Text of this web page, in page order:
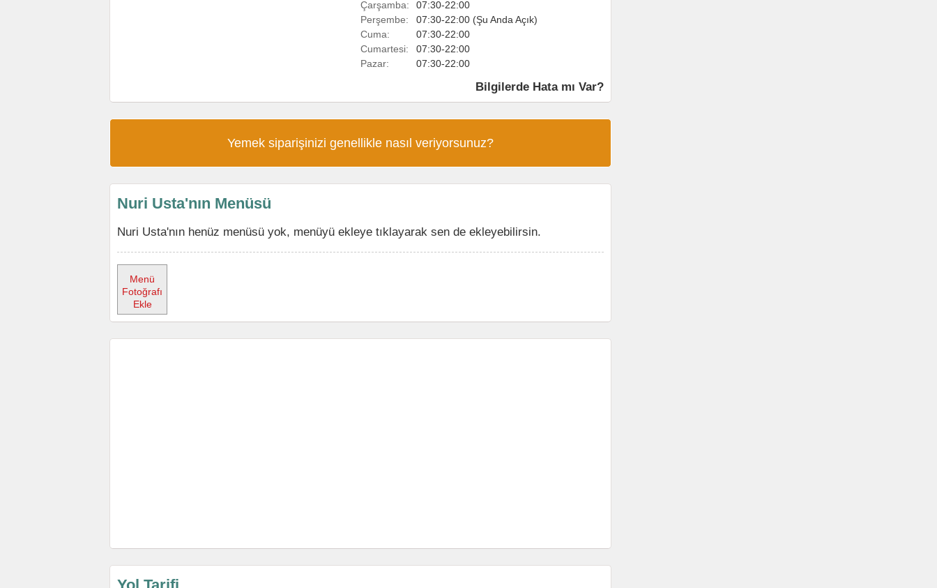
Çarşamba:
07:30-22:00
Perşembe:
07:30-22:00 (Şu Anda Açık)
Cuma:
07:30-22:00
Cumartesi:
07:30-22:00
Pazar:
07:30-22:00
Bilgilerde Hata mı Var?
Yemek siparişinizi genellikle nasıl veriyorsunuz?
Nuri Usta'nın Menüsü
Nuri Usta'nın henüz menüsü yok, menüyü ekleye tıklayarak sen de ekleyebilirsin.
Menü
Fotoğrafı
Ekle